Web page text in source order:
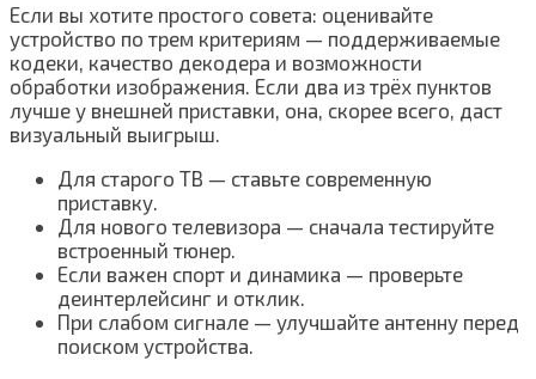
Если вы хотите простого совета: оценивайте
устройство по трем критериям — поддерживаемые
кодеки, качество декодера и возможности
обработки изображения. Если два из трёх пунктов
лучше у внешней приставки, она, скорее всего, даст
визуальный выигрыш.
Для старого ТВ — ставьте современную
приставку.
Для нового телевизора — сначала тестируйте
встроенный тюнер.
Если важен спорт и динамика — проверьте
деинтерлейсинг и отклик.
При слабом сигнале — улучшайте антенну перед
поиском устройства.